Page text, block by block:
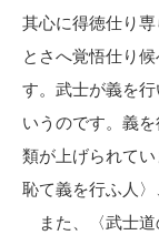
其心に得徳仕り
とさへ覚悟仕り
す。武士が義を
いうのです。義
類が上げられて
恥て義を行ふ人〉
また、〈武士道